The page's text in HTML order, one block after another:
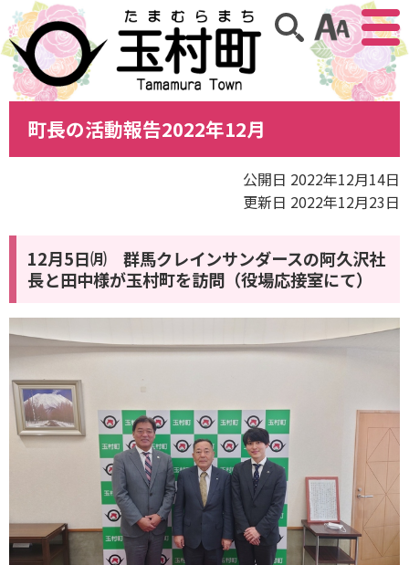
アクセ
サイト内検索
町長の活動報告2022年12月
公開日 2022年12月14日
更新日 2022年12月23日
12月5日㈪ 群馬クレインサンダースの阿久沢社
長と田中様が玉村町を訪問（役場応接室にて）